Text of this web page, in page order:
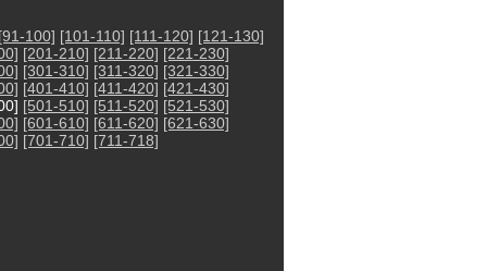
[91-100] [101-110] [111-120] [121-130]
[201-210] [211-220] [221-230]
[301-310] [311-320] [321-330]
[401-410] [411-420] [421-430]
[501-510] [511-520] [521-530]
[601-610] [611-620] [621-630]
[701-710] [711-718]